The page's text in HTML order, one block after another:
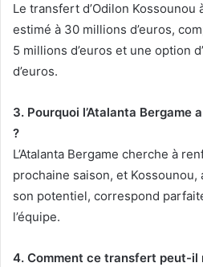
Le transfert d’Odilon Kossounou
estimé à 30 millions d’euros,
5 millions d’euros et une option
d’euros.
3. Pourquoi l’Atalanta Bergame
?
L’Atalanta Bergame cherche à
prochaine saison, et
son potentiel, correspond
l’équipe.
4. Comment ce transfert peut-il